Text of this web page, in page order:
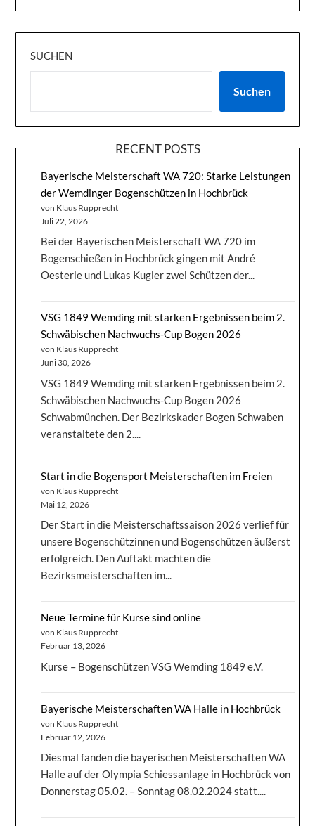
SUCHEN
Suchen
RECENT POSTS
Bayerische Meisterschaft WA 720: Starke Leistungen
der Wemdinger Bogenschützen in Hochbrück
von Klaus Rupprecht
Juli 22, 2026
Bei der Bayerischen Meisterschaft WA 720 im
Bogenschießen in Hochbrück gingen mit André
Oesterle und Lukas Kugler zwei Schützen der...
VSG 1849 Wemding mit starken Ergebnissen beim 2.
Schwäbischen Nachwuchs-Cup Bogen 2026
von Klaus Rupprecht
Juni 30, 2026
VSG 1849 Wemding mit starken Ergebnissen beim 2.
Schwäbischen Nachwuchs-Cup Bogen 2026
Schwabmünchen. Der Bezirkskader Bogen Schwaben
veranstaltete den 2....
Start in die Bogensport Meisterschaften im Freien
von Klaus Rupprecht
Mai 12, 2026
Der Start in die Meisterschaftssaison 2026 verlief für
unsere Bogenschützinnen und Bogenschützen äußerst
erfolgreich. Den Auftakt machten die
Bezirksmeisterschaften im...
Neue Termine für Kurse sind online
von Klaus Rupprecht
Februar 13, 2026
Kurse – Bogenschützen VSG Wemding 1849 e.V.
Bayerische Meisterschaften WA Halle in Hochbrück
von Klaus Rupprecht
Februar 12, 2026
Diesmal fanden die bayerischen Meisterschaften WA
Halle auf der Olympia Schiessanlage in Hochbrück von
Donnerstag 05.02. – Sonntag 08.02.2024 statt....